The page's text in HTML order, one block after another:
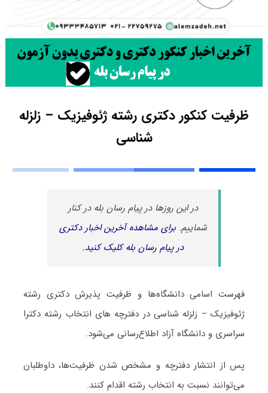
ظرفیت کنکور دکتری رشته ژﺋﻮﻓﻴﺰیک – زلزله
شناسی
در این روزها در پیام رسان بله در کنار
شماییم.برای مشاهده آخرین اخبار دکتری
در پیام رسان بله کلیک کنید.
فهرست اسامی دانشگاه‌ها و ظرفیت پذیرش دکتری رشته
ژﺋﻮﻓﻴﺰیک – زلزله شناسی در دفترچه های انتخاب رشته دکترا
سراسری و دانشگاه آزاد اطلاع‌رسانی می‌شود.
پس از انتشار دفترچه و مشخص شدن ظرفیت‌ها، داوطلبان
می‌توانند نسبت به انتخاب رشته اقدام کنند.